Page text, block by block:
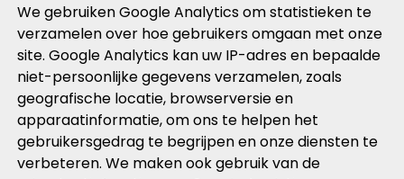
We gebruiken Google Analytics om statistieken te
verzamelen over hoe gebruikers omgaan met onze
site. Google Analytics kan uw IP-adres en bepaalde
niet-persoonlijke gegevens verzamelen, zoals
geografische locatie, browserversie en
apparaatinformatie, om ons te helpen het
gebruikersgedrag te begrijpen en onze diensten te
verbeteren. We maken ook gebruik van de